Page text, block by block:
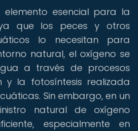
elemento esencial para la
que los peces y otros
lo necesitan para
natural, el oxígeno se
a través de procesos
y la fotosíntesis realizada
Sin embargo, en un
natural de oxígeno
especialmente en